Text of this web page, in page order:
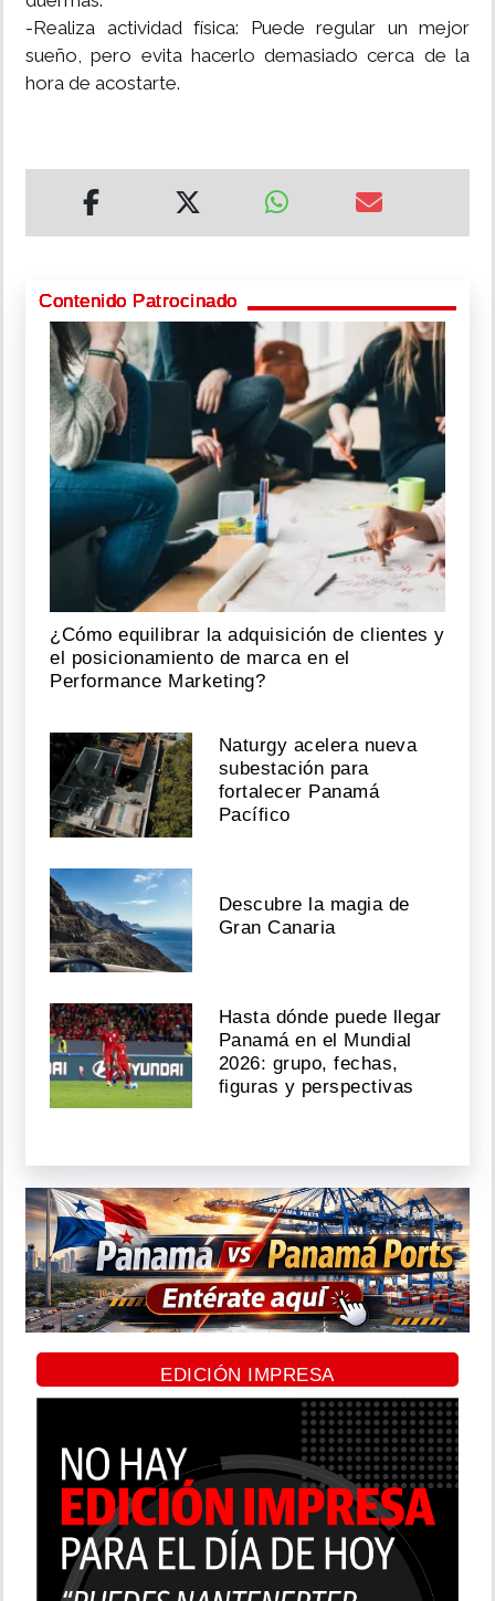
-Realiza actividad física: Puede regular un mejor
sueño, pero evita hacerlo demasiado cerca de la
hora de acostarte.
Contenido Patrocinado
¿Cómo equilibrar la adquisición de clientes y
el posicionamiento de marca en el
Performance Marketing?
Naturgy acelera nueva
subestación para
fortalecer Panamá
Pacífico
Descubre la magia de
Gran Canaria
Hasta dónde puede llegar
Panamá en el Mundial
2026: grupo, fechas,
figuras y perspectivas
EDICIÓN IMPRESA